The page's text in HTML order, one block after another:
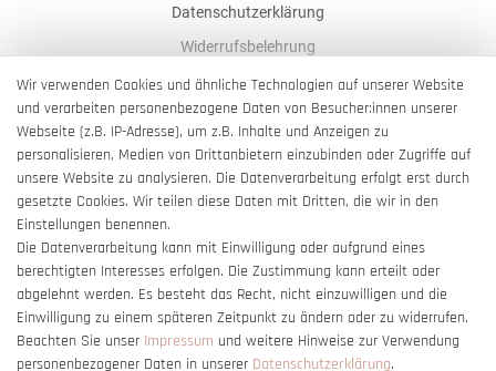
Datenschutzerklärung
Widerrufsbelehrung
AGB
Impressum
Barrierefreiheitserklärung
Vertrag widerrufen
Wir verwenden Cookies und ähnliche Technologien auf unserer Website
und verarbeiten personenbezogene Daten von Besucher:innen unserer
Webseite (z.B. IP-Adresse), um z.B. Inhalte und Anzeigen zu
personalisieren, Medien von Drittanbietern einzubinden oder Zugriffe auf
unsere Website zu analysieren. Die Datenverarbeitung erfolgt erst durch
gesetzte Cookies. Wir teilen diese Daten mit Dritten, die wir in den
Einstellungen benennen.
Die Datenverarbeitung kann mit Einwilligung oder aufgrund eines
berechtigten Interesses erfolgen. Die Zustimmung kann erteilt oder
abgelehnt werden. Es besteht das Recht, nicht einzuwilligen und die
Einwilligung zu einem späteren Zeitpunkt zu ändern oder zu widerrufen.
Beachten Sie unser Impressum und weitere Hinweise zur Verwendung
personenbezogener Daten in unserer Daten­schutz­erklärung.